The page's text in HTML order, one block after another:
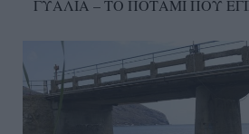
ΓΥΑΛΙΑ – ΤΟ ΠΟΤΑΜΙ ΠΟΥ